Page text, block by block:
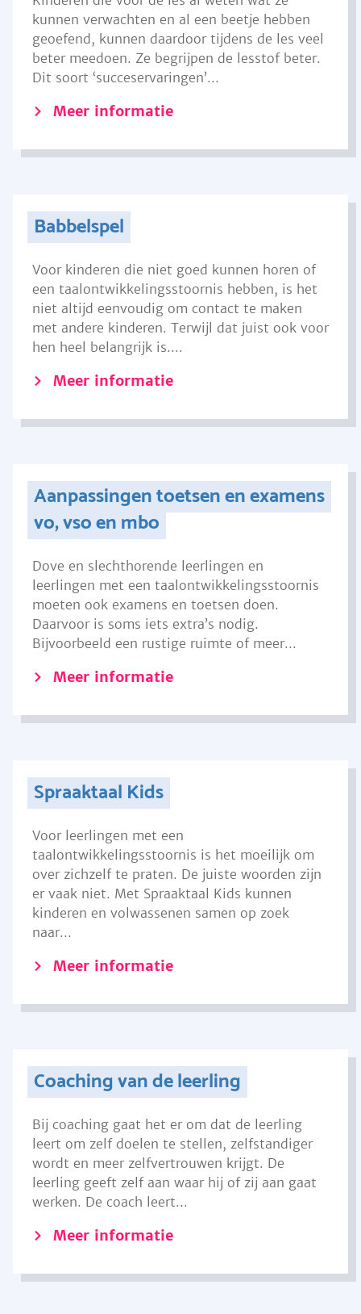
kunnen verwachten en al een beetje hebben
geoefend, kunnen daardoor tijdens de les veel
beter meedoen. Ze begrijpen de lesstof beter.
Dit soort ‘succeservaringen’...
Meer informatie
Babbelspel
Voor kinderen die niet goed kunnen horen of
een taalontwikkelingsstoornis hebben, is het
niet altijd eenvoudig om contact te maken
met andere kinderen. Terwijl dat juist ook voor
hen heel belangrijk is....
Meer informatie
Aanpassingen toetsen en examens
vo, vso en mbo
Dove en slechthorende leerlingen en
leerlingen met een taalontwikkelingsstoornis
moeten ook examens en toetsen doen.
Daarvoor is soms iets extra’s nodig.
Bijvoorbeeld een rustige ruimte of meer...
Meer informatie
Spraaktaal Kids
Voor leerlingen met een
taalontwikkelingsstoornis is het moeilijk om
over zichzelf te praten. De juiste woorden zijn
er vaak niet. Met Spraaktaal Kids kunnen
kinderen en volwassenen samen op zoek
naar...
Meer informatie
Coaching van de leerling
Bij coaching gaat het er om dat de leerling
leert om zelf doelen te stellen, zelfstandiger
wordt en meer zelfvertrouwen krijgt. De
leerling geeft zelf aan waar hij of zij aan gaat
werken. De coach leert...
Meer informatie